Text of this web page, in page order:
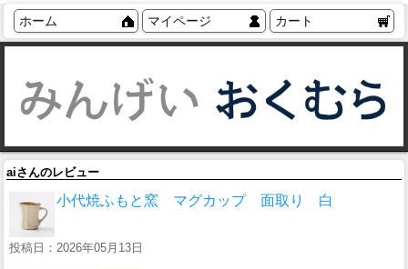
ホーム マイページ カート
aiさんのレビュー
小代焼ふもと窯 マグカップ 面取り 白
投稿日：2026年05月13日